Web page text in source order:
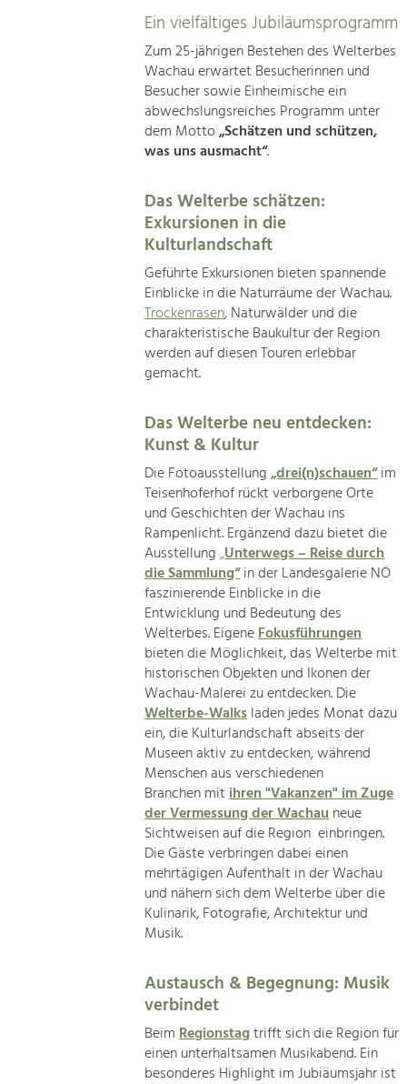
Ein vielfältiges Jubiläumsprogramm
Zum 25-jährigen Bestehen des Welterbes
Wachau erwartet Besucherinnen und
Besucher sowie Einheimische ein
abwechslungsreiches Programm unter
dem Motto„Schätzen und schützen,
was uns ausmacht“.
Das Welterbe schätzen:
Exkursionen in die
Kulturlandschaft
Geführte Exkursionen bieten spannende
Einblicke in die Naturräume der Wachau.
Trockenrasen, Naturwälder und die
charakteristische Baukultur der Region
werden auf diesen Touren erlebbar
gemacht.
Das Welterbe neu entdecken:
Kunst & Kultur
Die Fotoausstellung„drei(n)schauen“im
Teisenhoferhof rückt verborgene Orte
und Geschichten der Wachau ins
Rampenlicht. Ergänzend dazu bietet die
Ausstellung„Unterwegs – Reise durch
die Sammlung“in der Landesgalerie NÖ
faszinierende Einblicke in die
Entwicklung und Bedeutung des
Welterbes. EigeneFokusführungen
bieten die Möglichkeit, das Welterbe mit
historischen Objekten und Ikonen der
Wachau-Malerei zu entdecken. Die
Welterbe-Walksladen jedes Monat dazu
ein, die Kulturlandschaft abseits der
Museen aktiv zu entdecken, während
Menschen aus verschiedenen
Branchen mitihren "Vakanzen" im Zuge
der Vermessung der Wachauneue
Sichtweisen auf die Region einbringen.
Die Gäste verbringen dabei einen
mehrtägigen Aufenthalt in der Wachau
und nähern sich dem Welterbe über die
Kulinarik, Fotografie, Architektur und
Musik.
Austausch & Begegnung: Musik
verbindet
BeimRegionstagtrifft sich die Region für
einen unterhaltsamen Musikabend. Ein
besonderes Highlight im Jubiäumsjahr ist